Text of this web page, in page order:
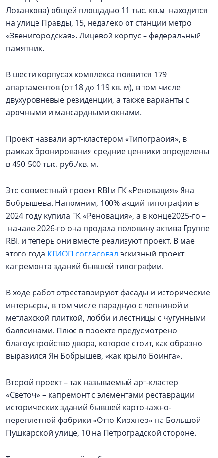
Лоханкова) общей площадью 11 тыс. кв.м находится
на улице Правды, 15, недалеко от станции метро
«Звенигородская». Лицевой корпус – федеральный
памятник.
В шести корпусах комплекса появится 179
апартаментов (от 18 до 119 кв. м), в том числе
двухуровневые резиденции, а также варианты с
арочными и мансардными окнами.
Проект назвали арт-кластером «Типография», в
рамках бронирования средние ценники определены
в 450-500 тыс. руб./кв. м.
Это совместный проект RBI и ГК «Реновация» Яна
Бобрышева. Напомним, 100% акций типографии в
2024 году купила ГК «Реновация», а в конце2025-го –
начале 2026-го она продала половину актива Группе
RBI, и теперь они вместе реализуют проект. В мае
этого года КГИОП согласовал эскизный проект
капремонта зданий бывшей типографии.
В ходе работ отреставрируют фасады и исторические
интерьеры, в том числе парадную с лепниной и
метлахской плиткой, лобби и лестницы с чугунными
балясинами. Плюс в проекте предусмотрено
благоустройство двора, которое стоит, как образно
выразился Ян Бобрышев, «как крыло Боинга».
Второй проект – так называемый арт-кластер
«Светоч» – капремонт с элементами реставрации
исторических зданий бывшей картонажно-
переплетной фабрики «Отто Кирхнер» на Большой
Пушкарской улице, 10 на Петроградской стороне.